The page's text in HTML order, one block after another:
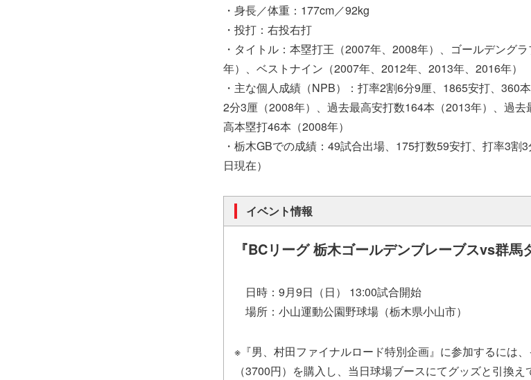
・身長／体重：177cm／92kg
・投打：右投右打
・タイトル：本塁打王（2007年、2008年）、ゴールデング
年）、ベストナイン（2007年、2012年、2013年、2016年）
・主な個人成績（NPB）：打率2割6分9厘、1865安打、360
2分3厘（2008年）、過去最高安打数164本（2013年）、過
高本塁打46本（2008年）
・栃木GBでの成績：49試合出場、175打数59安打、打率3
日現在）
イベント情報
『BCリーグ 栃木ゴールデンブレーブスvs群馬
日時：9月9日（日） 13:00試合開始
場所：小山運動公園野球場（栃木県小山市）
※『男、村田ファイナルロード特別企画』に参加するには
（3700円）を購入し、当日球場ブースにてグッズと引換